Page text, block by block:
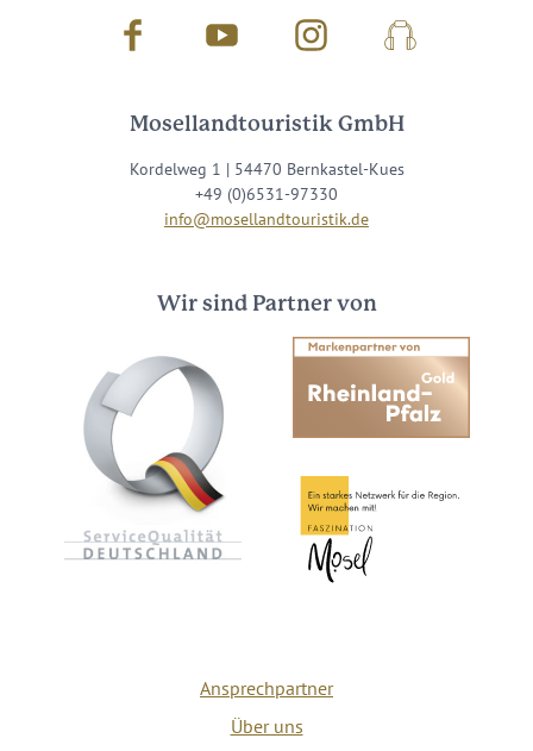
Facebook Youtube InstagramPodcast
Mosellandtouristik GmbH
Kordelweg 1 | 54470 Bernkastel-Kues
+49 (0)6531-97330
info@mosellandtouristik.de
Wir sind Partner von
Ansprechpartner
Über uns